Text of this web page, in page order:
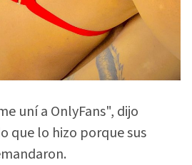
uní a OnlyFans", dijo
que lo hizo porque sus